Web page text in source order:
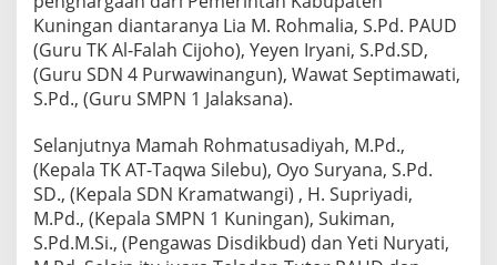
Kuningan diantaranya Lia M. Rohmalia, S.Pd. PAUD
(Guru TK Al-Falah Cijoho), Yeyen Iryani, S.Pd.SD,
(Guru SDN 4 Purwawinangun), Wawat Septimawati,
S.Pd., (Guru SMPN 1 Jalaksana).
Selanjutnya Mamah Rohmatusadiyah, M.Pd.,
(Kepala TK AT-Taqwa Silebu), Oyo Suryana, S.Pd.
SD., (Kepala SDN Kramatwangi) , H. Supriyadi,
M.Pd., (Kepala SMPN 1 Kuningan), Sukiman,
S.Pd.M.Si., (Pengawas Disdikbud) dan Yeti Nuryati,